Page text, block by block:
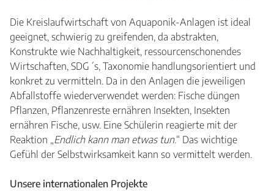
Die Kreislaufwirtschaft von Aquaponik-Anlagen ist ideal
geeignet, schwierig zu greifenden, da abstrakten,
Konstrukte wie Nachhaltigkeit, ressourcenschonendes
Wirtschaften, SDG´s, Taxonomie handlungsorientiert und
konkret zu vermitteln. Da in den Anlagen die jeweiligen
Abfallstoffe wiederverwendet werden: Fische düngen
Pflanzen, Pflanzenreste ernähren Insekten, Insekten
ernähren Fische, usw. Eine Schülerin reagierte mit der
Reaktion „Endlich kann man etwas tun.“ Das wichtige
Gefühl der Selbstwirksamkeit kann so vermittelt werden.
Unsere internationalen Projekte